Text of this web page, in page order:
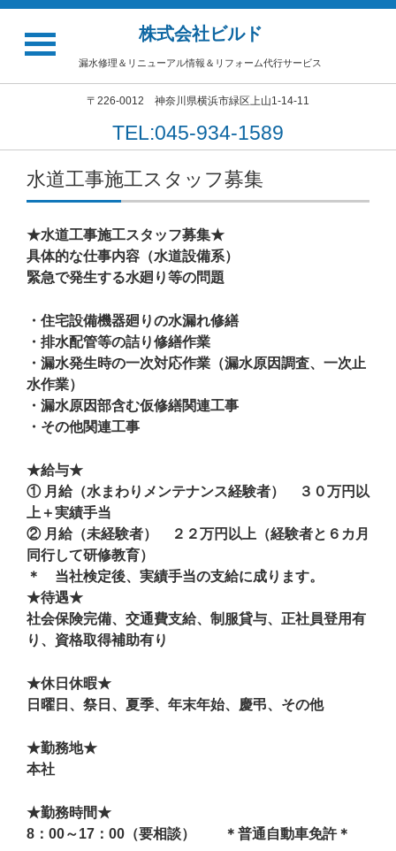
株式会社ビルド
漏水修理＆リニューアル情報＆リフォーム代行サービス
〒226-0012 神奈川県横浜市緑区上山1-14-11
TEL:045-934-1589
水道工事施工スタッフ募集
★水道工事施工スタッフ募集★
具体的な仕事内容（水道設備系）
緊急で発生する水廻り等の問題
・住宅設備機器廻りの水漏れ修繕
・排水配管等の詰り修繕作業
・漏水発生時の一次対応作業（漏水原因調査、一次止
水作業）
・漏水原因部含む仮修繕関連工事
・その他関連工事
★給与★
① 月給（水まわりメンテナンス経験者） ３０万円以
上＋実績手当
② 月給（未経験者） ２２万円以上（経験者と６カ月
同行して研修教育）
＊ 当社検定後、実績手当の支給に成ります。
★待遇★
社会保険完備、交通費支給、制服貸与、正社員登用有
り、資格取得補助有り
★休日休暇★
日曜日、祭日、夏季、年末年始、慶弔、その他
★勤務地★
本社
★勤務時間★
8：00～17：00（要相談） ＊普通自動車免許＊